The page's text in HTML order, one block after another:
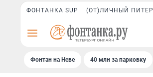
ФОНТАНКА SUP (ОТ)ЛИЧНЫЙ ПИТЕР
Фонтан на Неве 40 млн за парковку